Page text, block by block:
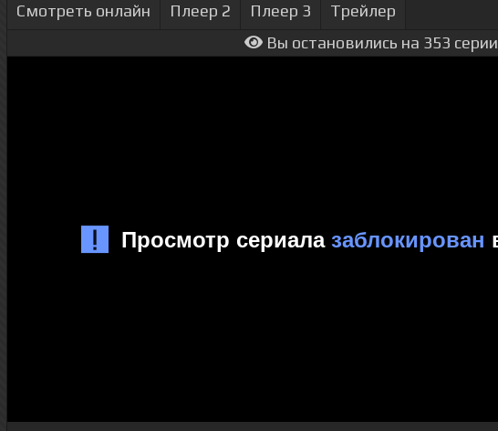
Смотреть онлайн Плеер 2 Плеер 3 Трейлер
Вы остановились на 353 серии